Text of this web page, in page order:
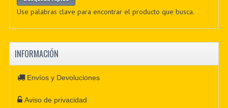
Use palabras clave para encontrar el producto que busca.
INFORMACIÓN
Envíos y Devoluciones
Aviso de privacidad